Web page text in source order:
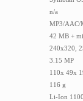
n/a
MP3/AAC/
42 MB +
240x320,
3.15 MP
110x 49x
116 g
Li-Ion